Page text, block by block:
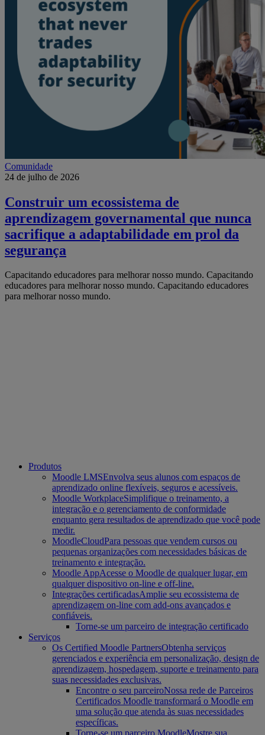
Comunidade
24 de julho de 2026
Construir um ecossistema de
aprendizagem governamental que nunca
sacrifique a adaptabilidade em prol da
segurança
Capacitando educadores para melhorar nosso mundo. Capacitando
educadores para melhorar nosso mundo. Capacitando educadores
para melhorar nosso mundo.
Produtos
Moodle LMSEnvolva seus alunos com espaços de
aprendizado online flexíveis, seguros e acessíveis.
Moodle WorkplaceSimplifique o treinamento, a
integração e o gerenciamento de conformidade
enquanto gera resultados de aprendizado que você pode
medir.
MoodleCloudPara pessoas que vendem cursos ou
pequenas organizações com necessidades básicas de
treinamento e integração.
Moodle AppAcesse o Moodle de qualquer lugar, em
qualquer dispositivo on-line e off-line.
Integrações certificadasAmplie seu ecossistema de
aprendizagem on-line com add-ons avançados e
confiáveis.
Torne-se um parceiro de integração certificado
Serviços
Os Certified Moodle PartnersObtenha serviços
gerenciados e experiência em personalização, design de
aprendizagem, hospedagem, suporte e treinamento para
suas necessidades exclusivas.
Encontre o seu parceiroNossa rede de Parceiros
Certificados Moodle transformará o Moodle em
uma solução que atenda às suas necessidades
específicas.